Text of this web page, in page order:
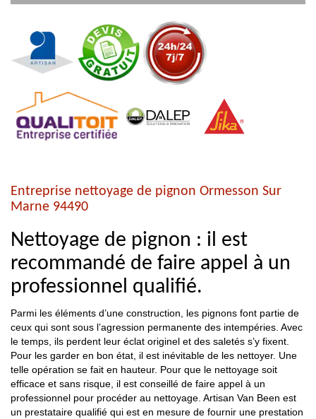
Entreprise nettoyage de pignon Ormesson Sur
Marne 94490
Nettoyage de pignon : il est
recommandé de faire appel à un
professionnel qualifié.
Parmi les éléments d’une construction, les pignons font partie de
ceux qui sont sous l’agression permanente des intempéries. Avec
le temps, ils perdent leur éclat originel et des saletés s’y fixent.
Pour les garder en bon état, il est inévitable de les nettoyer. Une
telle opération se fait en hauteur. Pour que le nettoyage soit
efficace et sans risque, il est conseillé de faire appel à un
professionnel pour procéder au nettoyage. Artisan Van Been est
un prestataire qualifié qui est en mesure de fournir une prestation